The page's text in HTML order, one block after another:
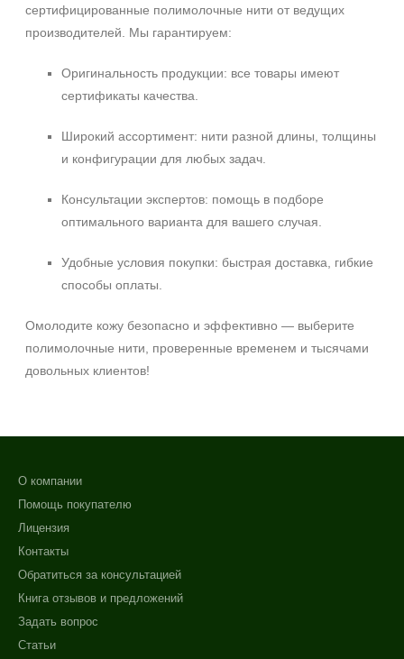
сертифицированные полимолочные нити от ведущих
производителей. Мы гарантируем:
Оригинальность продукции: все товары имеют
сертификаты качества.
Широкий ассортимент: нити разной длины, толщины
и конфигурации для любых задач.
Консультации экспертов: помощь в подборе
оптимального варианта для вашего случая.
Удобные условия покупки: быстрая доставка, гибкие
способы оплаты.
Омолодите кожу безопасно и эффективно — выберите
полимолочные нити, проверенные временем и тысячами
довольных клиентов!
О компании
Помощь покупателю
Лицензия
Контакты
Обратиться за консультацией
Книга отзывов и предложений
Задать вопрос
Статьи